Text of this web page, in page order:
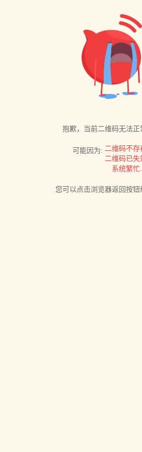
抱歉，当前二维码无法正
可能因为: 二维码不存
二维码已失
系统繁忙...
您可以点击浏览器返回按钮